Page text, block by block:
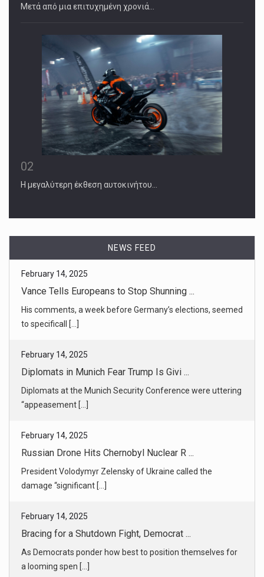
Μετά από μια επιτυχημένη χρονιά…
02
Η μεγαλύτερη έκθεση αυτοκινήτου…
NEWS FEED
February 14, 2025
Diplomats in Munich Fear Trump Is Givi ...
Diplomats at the Munich Security Conference were uttering
“appeasement [...]
February 14, 2025
Russian Drone Hits Chernobyl Nuclear R ...
President Volodymyr Zelensky of Ukraine called the
damage “significant [...]
February 14, 2025
Bracing for a Shutdown Fight, Democrat ...
As Democrats ponder how best to position themselves for
a looming spen [...]
February 14, 2025
Trump Cracks Down on Diversity Initiat ...
Top Education Department officials during the president’s
prior admini [...]